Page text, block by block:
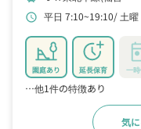
schedule 平日 7:10~19:10 土
園庭あり 延長保育 一
…他1件の特徴あり
気